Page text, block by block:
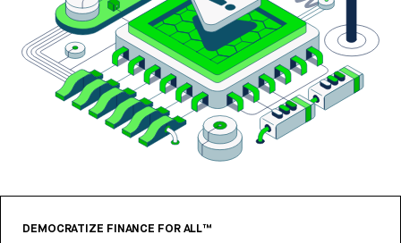
DEMOCRATIZE FINANCE FOR ALL™